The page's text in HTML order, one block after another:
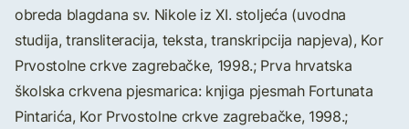
obreda blagdana sv. Nikole iz XI. stoljeća (uvodna
studija, transliteracija, teksta, transkripcija napjeva), Kor
Prvostolne crkve zagrebačke, 1998.; Prva hrvatska
školska crkvena pjesmarica: knjiga pjesmah Fortunata
Pintarića, Kor Prvostolne crkve zagrebačke, 1998.;